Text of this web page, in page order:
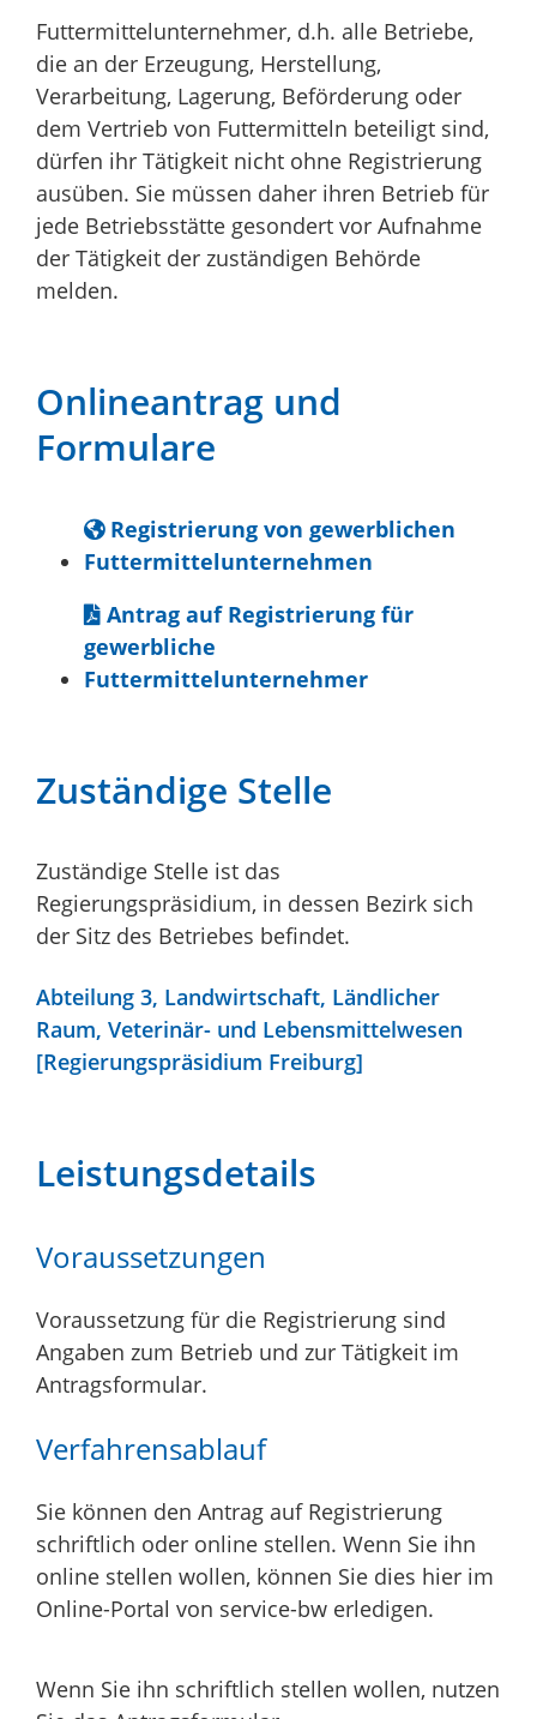
Futtermittelunternehmer, d.h. alle Betriebe,
die an der Erzeugung, Herstellung,
Verarbeitung, Lagerung, Beförderung oder
dem Vertrieb von Futtermitteln beteiligt sind,
dürfen ihr Tätigkeit nicht ohne Registrierung
ausüben. Sie müssen daher ihren Betrieb für
jede Betriebsstätte gesondert vor Aufnahme
der Tätigkeit der zuständigen Behörde
melden.
Onlineantrag und
Formulare
Registrierung von gewerblichen
Futtermittelunternehmen
Antrag auf Registrierung für
gewerbliche
Futtermittelunternehmer
Zuständige Stelle
Zuständige Stelle ist das
Regierungspräsidium, in dessen Bezirk sich
der Sitz des Betriebes befindet.
Abteilung 3, Landwirtschaft, Ländlicher
Raum, Veterinär- und Lebensmittelwesen
[Regierungspräsidium Freiburg]
Leistungsdetails
Voraussetzungen
Voraussetzung für die Registrierung sind
Angaben zum Betrieb und zur Tätigkeit im
Antragsformular.
Verfahrensablauf
Sie können den Antrag auf Registrierung
schriftlich oder online stellen. Wenn Sie ihn
online stellen wollen, können Sie dies hier im
Online-Portal von service-bw erledigen.
Wenn Sie ihn schriftlich stellen wollen, nutzen